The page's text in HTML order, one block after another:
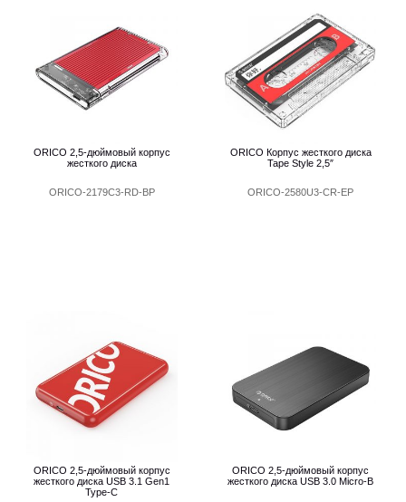
ORICO 2,5-дюймовый корпус
жесткого диска
ORICO-2179C3-RD-BP
ORICO Корпус жесткого диска
Tape Style 2,5″
ORICO-2580U3-CR-EP
ORICO 2,5-дюймовый корпус
жесткого диска USB 3.1 Gen1
Type-C
ORICO 2,5-дюймовый корпус
жесткого диска USB 3.0 Micro-B